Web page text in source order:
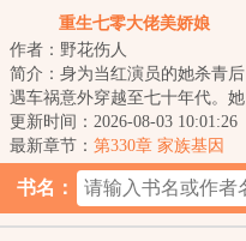
重生七零大佬美娇娘
作者：野花伤人
简介：身为当红演员的她杀青后
遇车祸意外穿越至七十年代。她
发现自己竟然进入了闺蜜主演的
年代剧的原著里...
更新时间：2026-08-03 10:01:26
最新章节： 第330章 家族基因
书名：